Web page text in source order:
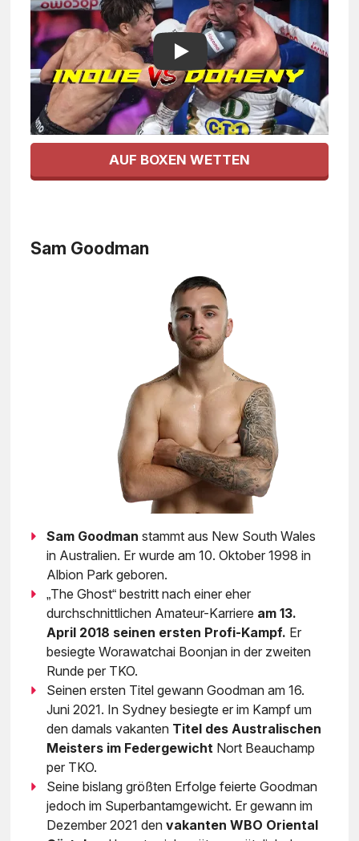
Play
AUF BOXEN WETTEN
Sam Goodman
Sam Goodman stammt aus New South Wales
in Australien. Er wurde am 10. Oktober 1998 in
Albion Park geboren.
„The Ghost“ bestritt nach einer eher
durchschnittlichen Amateur-Karriere am 13.
April 2018 seinen ersten Profi-Kampf. Er
besiegte Worawatchai Boonjan in der zweiten
Runde per TKO.
Seinen ersten Titel gewann Goodman am 16.
Juni 2021. In Sydney besiegte er im Kampf um
den damals vakanten Titel des Australischen
Meisters im Federgewicht Nort Beauchamp
per TKO.
Seine bislang größten Erfolge feierte Goodman
jedoch im Superbantamgewicht. Er gewann im
Dezember 2021 denvakanten WBO Oriental